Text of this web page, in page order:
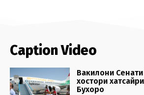
Caption Video
Вакилони
хостори
Бухоро